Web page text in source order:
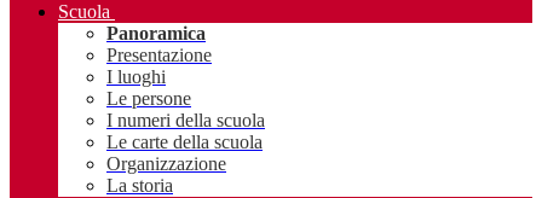
Scuola
Panoramica
Presentazione
I luoghi
Le persone
I numeri della scuola
Le carte della scuola
Organizzazione
La storia